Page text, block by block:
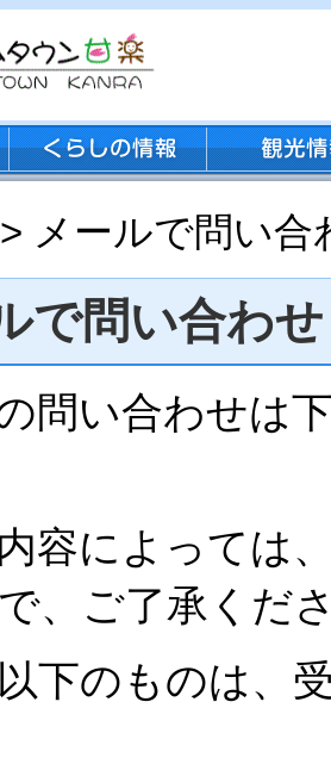
> メールで問い合
で問い合わせ
問い合わせは
容によっては
、ご了承くだ
下のものは、